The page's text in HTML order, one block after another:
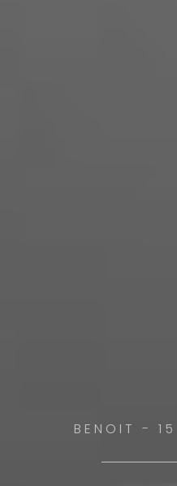
BENOIT -